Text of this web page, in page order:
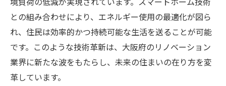
との組み合わせにより、エネルギー使用の最適化が図ら
れ、住民は効率的かつ持続可能な生活を送ることが可能
です。このような技術革新は、大阪府のリノベーション
業界に新たな波をもたらし、未来の住まいの在り方を変
革しています。